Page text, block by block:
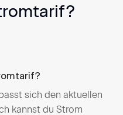
sich den aktuellen
kannst du Strom